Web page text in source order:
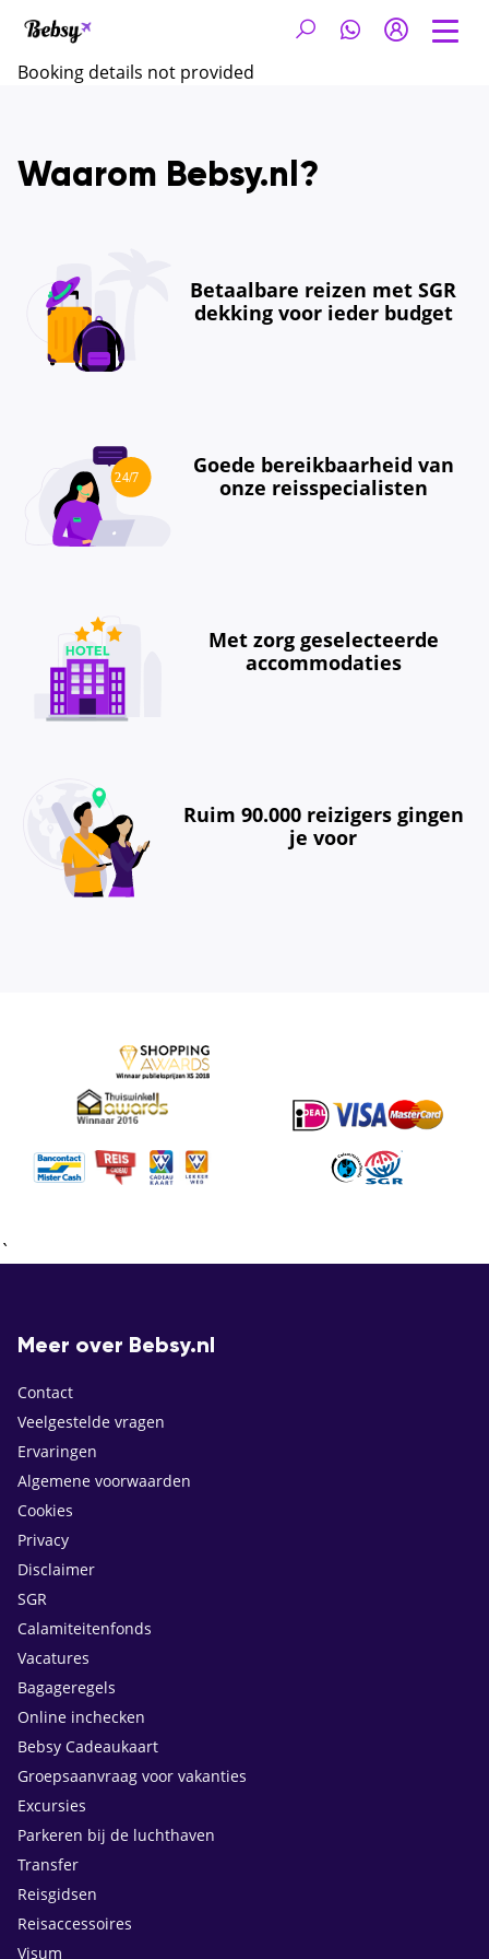
Booking details not provided
Waarom Bebsy.nl?
Betaalbare reizen met SGR
dekking voor ieder budget
Goede bereikbaarheid van
onze reisspecialisten
Met zorg geselecteerde
accommodaties
Ruim 90.000 reizigers gingen
je voor
`
Meer over Bebsy.nl
Contact
Veelgestelde vragen
Ervaringen
Algemene voorwaarden
Cookies
Privacy
Disclaimer
SGR
Calamiteitenfonds
Vacatures
Bagageregels
Online inchecken
Bebsy Cadeaukaart
Groepsaanvraag voor vakanties
Excursies
Parkeren bij de luchthaven
Transfer
Reisgidsen
Reisaccessoires
Visum